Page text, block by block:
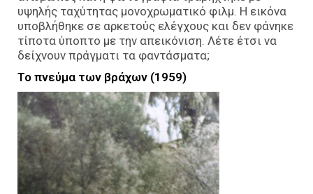
υψηλής ταχύτητας μονοχρωματικό φιλμ. Η εικόνα
υποβλήθηκε σε αρκετούς ελέγχους και δεν φάνηκε
τίποτα ύποπτο με την απεικόνιση. Λέτε έτσι να
δείχνουν πράγματι τα φαντάσματα;
Το πνεύμα των βράχων (1959)